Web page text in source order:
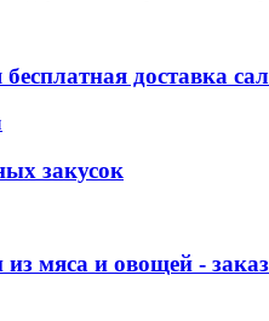
доставка
закусок
из мяса и овощей -